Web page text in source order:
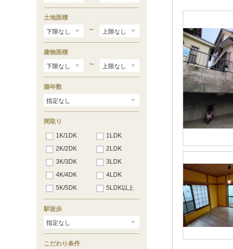
土地面積
～
建物面積
～
築年数
間取り
1K/1DK
1LDK
2K/2DK
2LDK
3K/3DK
3LDK
4K/4DK
4LDK
5K/5DK
5LDK以上
駅徒歩
こだわり条件